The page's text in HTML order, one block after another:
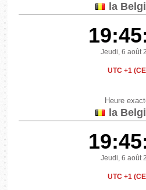
la
Jeudi, 6 août
UTC +1
Heure
la
Jeudi, 6 août
UTC +1